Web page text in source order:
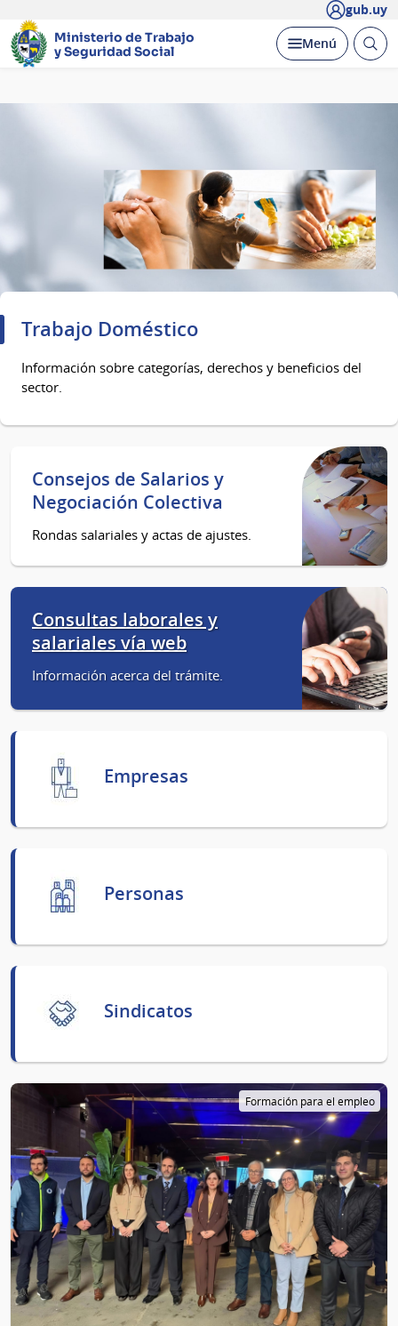
gub.uy
Ministerio de Trabajo
y Seguridad Social
Desplegar
Menú Abrir
Trabajo Doméstico
Información sobre categorías, derechos y beneficios del
sector.
Consejos de Salarios y
Negociación Colectiva
Rondas salariales y actas de ajustes.
Consultas laborales y
salariales vía web
Información acerca del trámite.
Empresas
Personas
Sindicatos
Formación para el empleo